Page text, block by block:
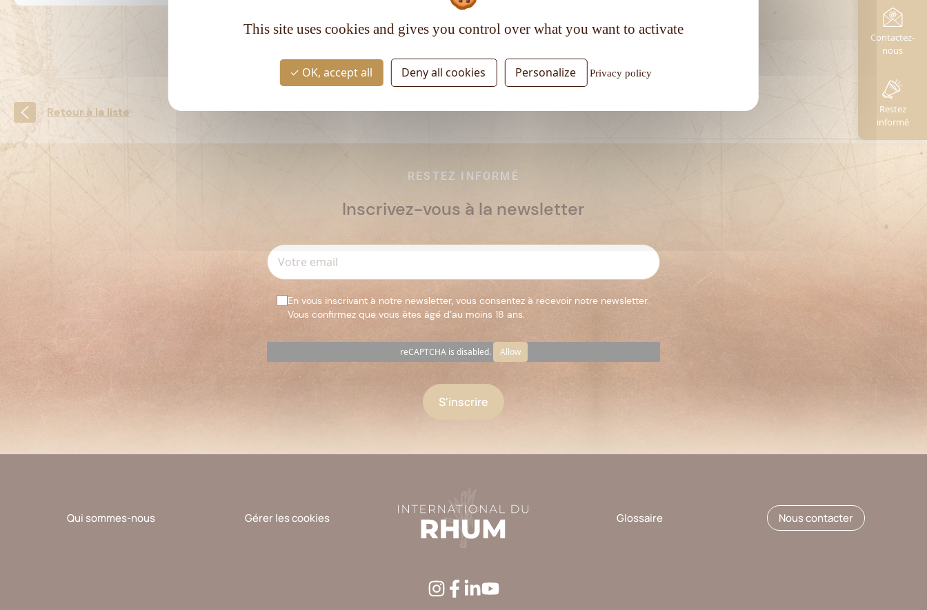
Type de rhum :
Retour à la liste
RESTEZ INFORMÉ
Inscrivez-vous à la newsletter
En vous inscrivant à notre newsletter, vous consentez à recevoir notre newsletter.
Vous confirmez que vous êtes âgé d’au moins 18 ans.
reCAPTCHA is disabled. Allow
Qui sommes-nous Gérer les cookies Glossaire Nous contacter
Contactez-
nous
Restez
informé
This site uses cookies and gives you control over what you want to activate
OK, accept all Deny all cookies Personalize Privacy policy